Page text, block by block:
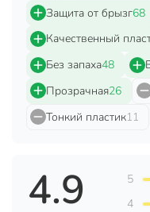
Тип
Назначение
Артикул производителя
Вес в упаковке
Защита от брызг68
Качественный
Без запаха48
Прозрачная26
Тонкий пластик11
4.9 5
4